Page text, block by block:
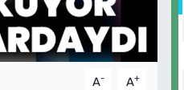
A- A+